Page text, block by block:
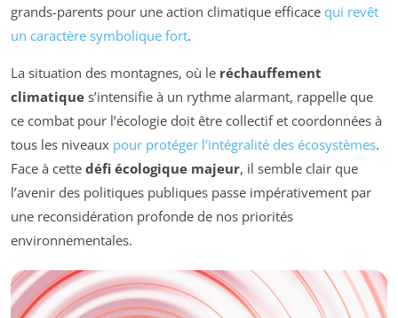
grands-parents pour une action climatique efficace qui revêt
un caractère symbolique fort.
La situation des montagnes, où le réchauffement
climatique s’intensifie à un rythme alarmant, rappelle que
ce combat pour l’écologie doit être collectif et coordonnées à
tous les niveaux pour protéger l’intégralité des écosystèmes.
Face à cette défi écologique majeur, il semble clair que
l’avenir des politiques publiques passe impérativement par
une reconsidération profonde de nos priorités
environnementales.